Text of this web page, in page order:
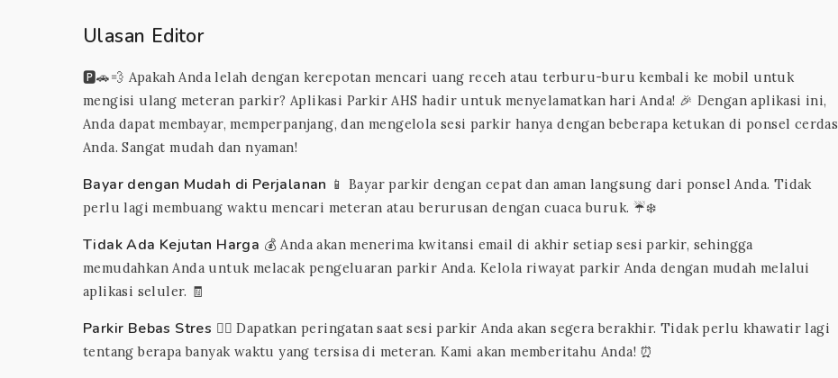
Ulasan Editor
🅿️🚗💨 Apakah Anda lelah dengan kerepotan mencari uang receh atau terburu-buru kembali ke mobil untuk
mengisi ulang meteran parkir? Aplikasi Parkir AHS hadir untuk menyelamatkan hari Anda! 🎉 Dengan aplikasi ini,
Anda dapat membayar, memperpanjang, dan mengelola sesi parkir hanya dengan beberapa ketukan di ponsel cerdas
Anda. Sangat mudah dan nyaman!
Bayar dengan Mudah di Perjalanan 📱 Bayar parkir dengan cepat dan aman langsung dari ponsel Anda. Tidak
perlu lagi membuang waktu mencari meteran atau berurusan dengan cuaca buruk. ☔️❄️
Tidak Ada Kejutan Harga 💰 Anda akan menerima kwitansi email di akhir setiap sesi parkir, sehingga
memudahkan Anda untuk melacak pengeluaran parkir Anda. Kelola riwayat parkir Anda dengan mudah melalui
aplikasi seluler. 🧾
Parkir Bebas Stres 🧘‍♀️ Dapatkan peringatan saat sesi parkir Anda akan segera berakhir. Tidak perlu khawatir lagi
tentang berapa banyak waktu yang tersisa di meteran. Kami akan memberitahu Anda! ⏰